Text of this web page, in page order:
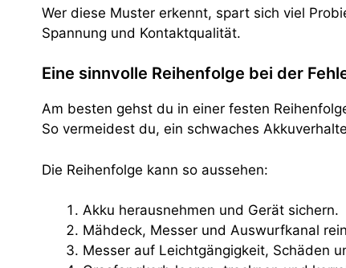
Wer diese Muster erkennt, spart sich viel
Spannung und Kontaktqualität.
Eine sinnvolle Reihenfolge bei der
Am besten gehst du in einer festen
So vermeidest du, ein schwaches
Die Reihenfolge kann so aussehen:
Akku herausnehmen und Gerät sichern.
Mähdeck, Messer und Auswurfkanal
Messer auf Leichtgängigkeit, Schäden